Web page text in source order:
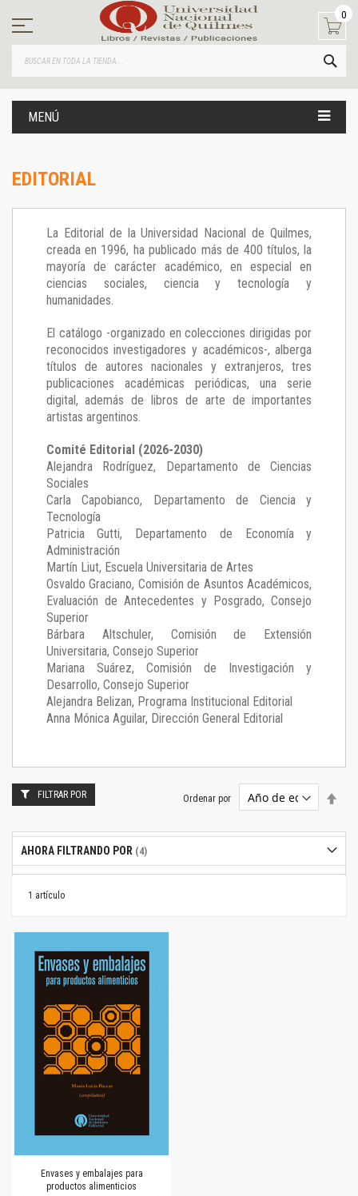
contenido
0
MENÚ
EDITORIAL
La Editorial de la Universidad Nacional de Quilmes,
creada en 1996, ha publicado más de 400 títulos, la
mayoría de carácter académico, en especial en
ciencias sociales, ciencia y tecnología y
humanidades.
El catálogo -organizado en colecciones dirigidas por
reconocidos investigadores y académicos-, alberga
títulos de autores nacionales y extranjeros, tres
publicaciones académicas periódicas, una serie
digital, además de libros de arte de importantes
artistas argentinos.
Comité Editorial (2026-2030)
Alejandra Rodríguez, Departamento de Ciencias
Sociales
Carla Capobianco, Departamento de Ciencia y
Tecnología
Patricia Gutti, Departamento de Economía y
Administración
Martín Liut, Escuela Universitaria de Artes
Osvaldo Graciano, Comisión de Asuntos Académicos,
Evaluación de Antecedentes y Posgrado, Consejo
Superior
Bárbara Altschuler, Comisión de Extensión
Universitaria, Consejo Superior
Mariana Suárez, Comisión de Investigación y
Desarrollo, Consejo Superior
Alejandra Belizan, Programa Institucional Editorial
Anna Mónica Aguilar, Dirección General Editorial
1 artículo
Ordenar por
Envases y embalajes para
productos alimenticios
FILTRAR POR
AHORA FILTRANDO POR